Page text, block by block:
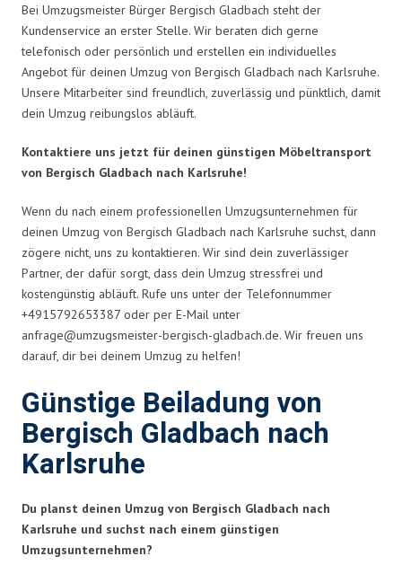
Bei Umzugsmeister Bürger Bergisch Gladbach steht der
Kundenservice an erster Stelle. Wir beraten dich gerne
telefonisch oder persönlich und erstellen ein individuelles
Angebot für deinen Umzug von Bergisch Gladbach nach Karlsruhe.
Unsere Mitarbeiter sind freundlich, zuverlässig und pünktlich, damit
dein Umzug reibungslos abläuft.
Kontaktiere uns jetzt für deinen günstigen Möbeltransport
von Bergisch Gladbach nach Karlsruhe!
Wenn du nach einem professionellen Umzugsunternehmen für
deinen Umzug von Bergisch Gladbach nach Karlsruhe suchst, dann
zögere nicht, uns zu kontaktieren. Wir sind dein zuverlässiger
Partner, der dafür sorgt, dass dein Umzug stressfrei und
kostengünstig abläuft. Rufe uns unter der Telefonnummer
+4915792653387 oder per E-Mail unter
anfrage@umzugsmeister-bergisch-gladbach.de. Wir freuen uns
darauf, dir bei deinem Umzug zu helfen!
Günstige Beiladung von
Bergisch Gladbach nach
Karlsruhe
Du planst deinen Umzug von Bergisch Gladbach nach
Karlsruhe und suchst nach einem günstigen
Umzugsunternehmen?